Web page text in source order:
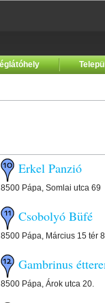
Erkel Panzió
8500 Pápa, Somlai utca 69
Csobolyó Büfé
8500 Pápa, Március 15 tér 8
Gambrinus
8500 Pápa, Árok utca 20.